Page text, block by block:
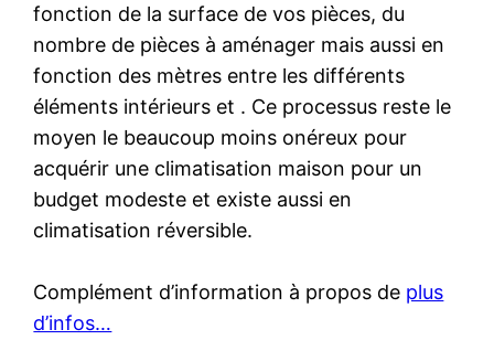
fonction de la surface de vos pièces, du
nombre de pièces à aménager mais aussi en
fonction des mètres entre les différents
éléments intérieurs et . Ce processus reste le
moyen le beaucoup moins onéreux pour
acquérir une climatisation maison pour un
budget modeste et existe aussi en
climatisation réversible.
Complément d’information à propos de plus
d’infos…